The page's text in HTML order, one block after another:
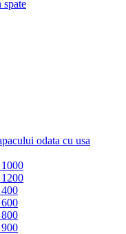
odata cu usa